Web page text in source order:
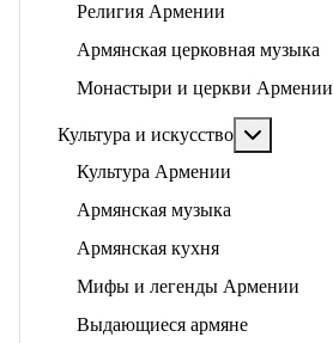
Религия Армении
Армянская церковная музыка
Монастыри и церкви Армении
Культура и искусство
Культура Армении
Армянская музыка
Армянская кухня
Мифы и легенды Армении
Выдающиеся армяне